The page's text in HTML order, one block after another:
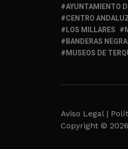
AYUNTAMIENTO
CENTRO
LOS MILLARES
BANDERAS
MUSEOS DE
Aviso Legal |
Copyright ©